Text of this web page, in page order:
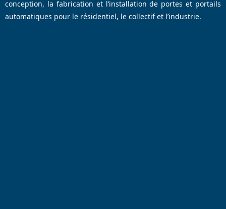
conception, la fabrication et l’installation de portes et portails
automatiques pour le résidentiel, le collectif et l’industrie.